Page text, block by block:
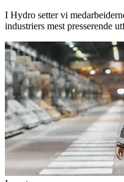
I Hydro setter vi
industriers mest presserende